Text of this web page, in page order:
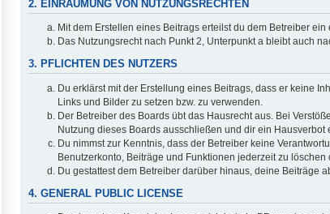
2. EINRÄUMUNG VON NUTZUNGSRECHTEN
Mit dem Erstellen eines Beitrags erteilst du dem Betreiber
Das Nutzungsrecht nach Punkt 2, Unterpunkt a bleibt auch
3. PFLICHTEN DES NUTZERS
Du erklärst mit der Erstellung eines Beitrags, dass er keine
Links und Bilder zu setzen bzw. zu verwenden.
Der Betreiber des Boards übt das Hausrecht aus. Bei
Nutzung dieses Boards ausschließen und dir ein Hausverbot
Du nimmst zur Kenntnis, dass der Betreiber keine
Benutzerkonto, Beiträge und Funktionen jederzeit zu löschen
Du gestattest dem Betreiber darüber hinaus, deine Beiträge
4. GENERAL PUBLIC LICENSE